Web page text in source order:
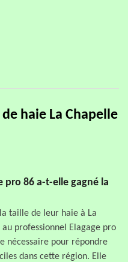
haie La Chapelle
pro 86 a-t-elle gagné la
taille de leur haie à La
professionnel Elagage pro
nécessaire pour répondre
dans cette région. Elle